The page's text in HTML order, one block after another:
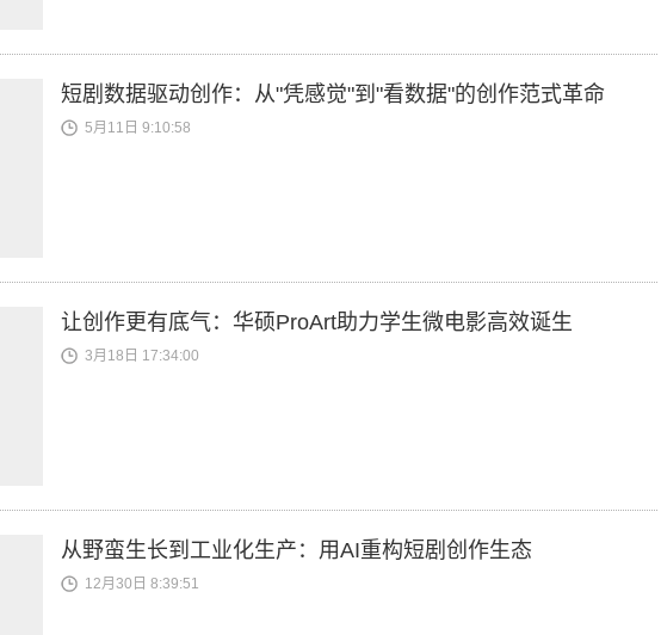
短剧数据驱动创作：从"凭感觉"到"看数据"的创作范式革命
5月11日 9:10:58
让创作更有底气：华硕ProArt助力学生微电影高效诞生
3月18日 17:34:00
从野蛮生长到工业化生产：用AI重构短剧创作生态
12月30日 8:39:51